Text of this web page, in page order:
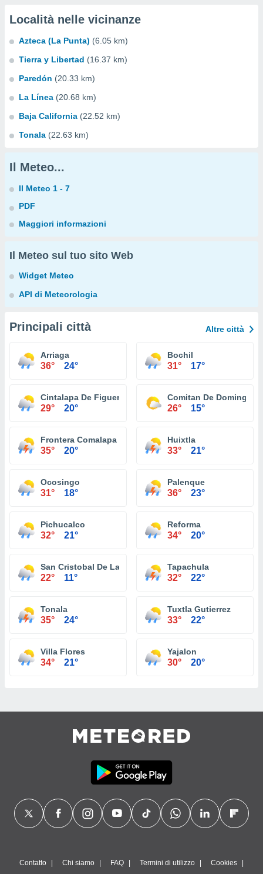
Località nelle vicinanze
Azteca (La Punta) (6.05 km)
Tierra y Libertad (16.37 km)
Paredón (20.33 km)
La Línea (20.68 km)
Baja California (22.52 km)
Tonala (22.63 km)
Il Meteo...
Il Meteo 1 - 7
PDF
Maggiori informazioni
Il Meteo sul tuo sito Web
Widget Meteo
API di Meteorologia
Principali città Altre città
Arriaga
36° 24°
Bochil
31° 17°
Cintalapa De Figueroa
29° 20°
Comitan De Dominguez
26° 15°
Frontera Comalapa
35° 20°
Huixtla
33° 21°
Ocosingo
31° 18°
Palenque
36° 23°
Pichucalco
32° 21°
Reforma
34° 20°
San Cristobal De Las Casas
22° 11°
Tapachula
32° 22°
Tonala
35° 24°
Tuxtla Gutierrez
33° 22°
Villa Flores
34° 21°
Yajalon
30° 20°
Contatto Chi siamo FAQ Termini di utilizzo Cookies